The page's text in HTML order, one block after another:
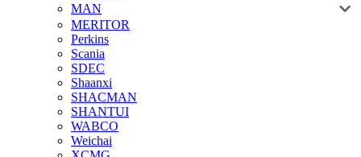
MAN
MERITOR
Perkins
Scania
SDEC
Shaanxi
SHACMAN
SHANTUI
WABCO
Weichai